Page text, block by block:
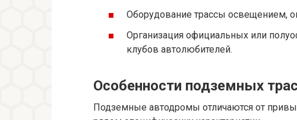
Оборудование трассы освещением,
Организация официальных или
клубов автолюбителей.
Особенности подземных
Подземные автодромы отличаются от